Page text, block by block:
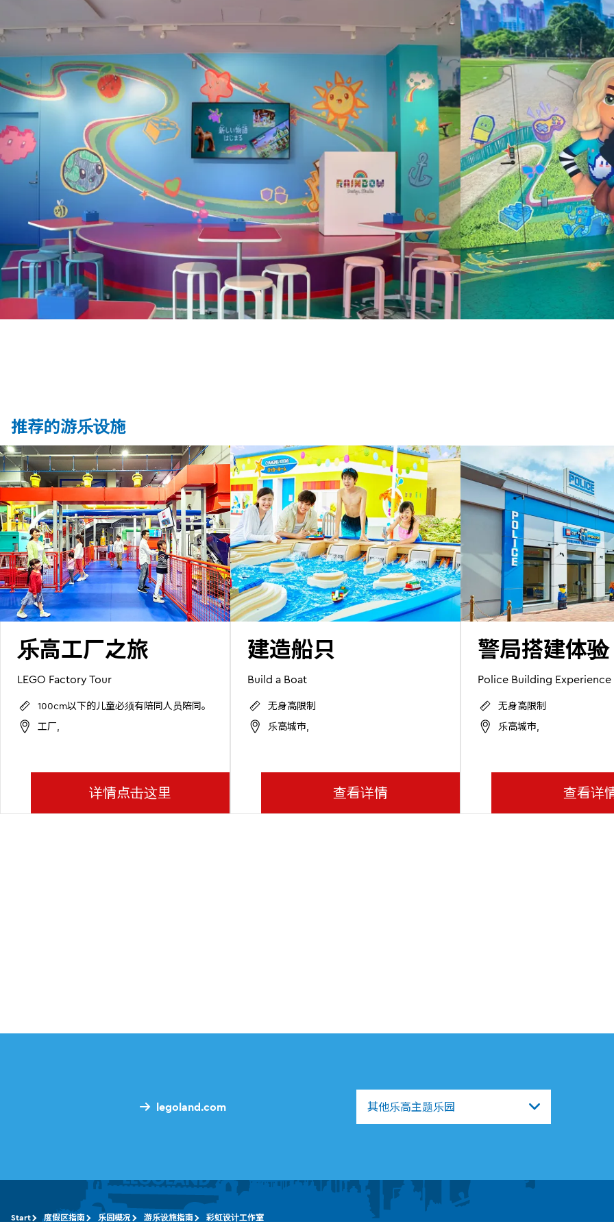
推荐的游乐设施
乐高工厂之旅
LEGO Factory Tour
100cm以下的儿童必须有陪同人员陪同。
工厂,
详情点击这里
建造船只
Build a Boat
无身高限制
乐高城市,
查看详情
警局搭建体验
Police Building Experience
无身高限制
乐高城市,
查看详
legoland.com 其他乐高主题乐园
Start 度假区指南 乐园概况 游乐设施指南 彩虹设计工作室